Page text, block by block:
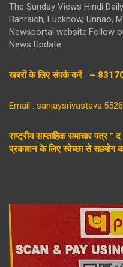
The Sunday Views Hindi
Bahraich, Lucknow, Unnao,
Newsportal website.Follow
News Update
खबरों के लिए संपर्क करें –
Email :
राष्ट्रीय साप्ताहिक समाचार पत्र
प्रकाशन के लिए स्वेच्छा से सहयोग